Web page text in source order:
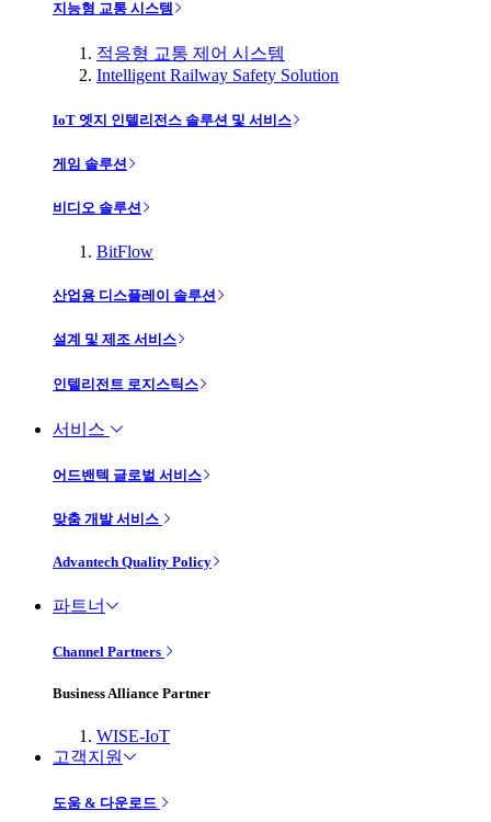
지능형 교통 시스템
적응형 교통 제어 시스템
Intelligent Railway Safety Solution
IoT 엣지 인텔리전스 솔루션 및 서비스
게임 솔루션
비디오 솔루션
BitFlow
산업용 디스플레이 솔루션
설계 및 제조 서비스
인텔리전트 로지스틱스
서비스
어드밴텍 글로벌 서비스
맞춤 개발 서비스
Advantech Quality Policy
파트너
Channel Partners
Business Alliance Partner
WISE-IoT
고객지원
도움 & 다운로드